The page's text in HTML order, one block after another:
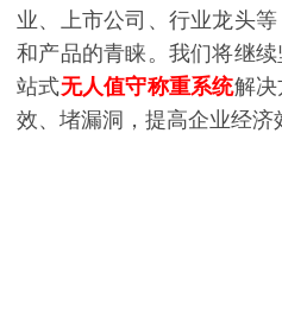
业、上市公司、行业龙头
和产品的青睐。我们将继
站式无人值守称重系统解决
效、堵漏洞，提高企业经济